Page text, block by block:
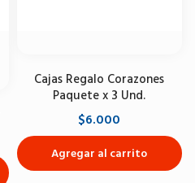
Cajas Regalo Corazones
Paquete x 3 Und.
$6.000
Agregar al carrito